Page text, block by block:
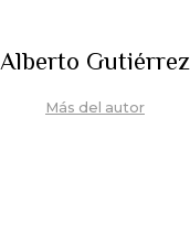
Alberto Gutiérrez
Más del autor